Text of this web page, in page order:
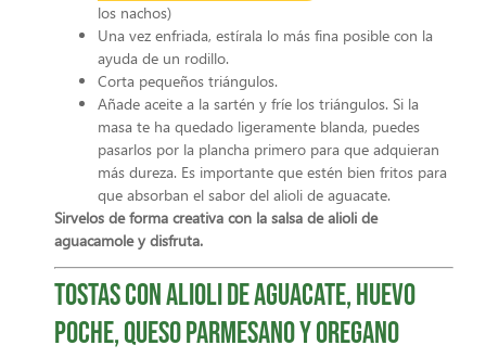
los nachos)
Una vez enfriada, estírala lo más fina posible con la
ayuda de un rodillo.
Corta pequeños triángulos.
Añade aceite a la sartén y fríe los triángulos. Si la
masa te ha quedado ligeramente blanda, puedes
pasarlos por la plancha primero para que adquieran
más dureza. Es importante que estén bien fritos para
que absorban el sabor del alioli de aguacate.
Sirvelos de forma creativa con la salsa de alioli de
aguacamole y disfruta.
Tostas con alioli de aguacate, huevo
poche, queso parmesano y oregano